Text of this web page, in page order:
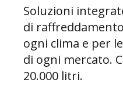
Soluzioni
di
ogni clima e per
di ogni mercato.
20.000 litri.